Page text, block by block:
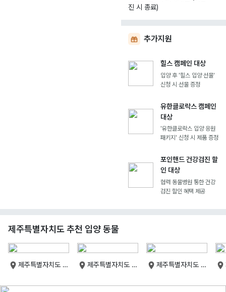
진 시 종료)
추가지원
힐스 캠페인 대상
입양 후 '힐스 입양 선물'
신청 시 선물 증정
유한클로락스 캠페인
대상
'유한클로락스 입양 응원
패키지' 신청 시 제품 증정
포인핸드 건강검진 할
인 대상
협력 동물병원 통한 건강
검진 할인 혜택 제공
제주특별자치도 추천 입양 동물
제주특별자치도 제
제주특별자치도 제
제주특별자치도 제